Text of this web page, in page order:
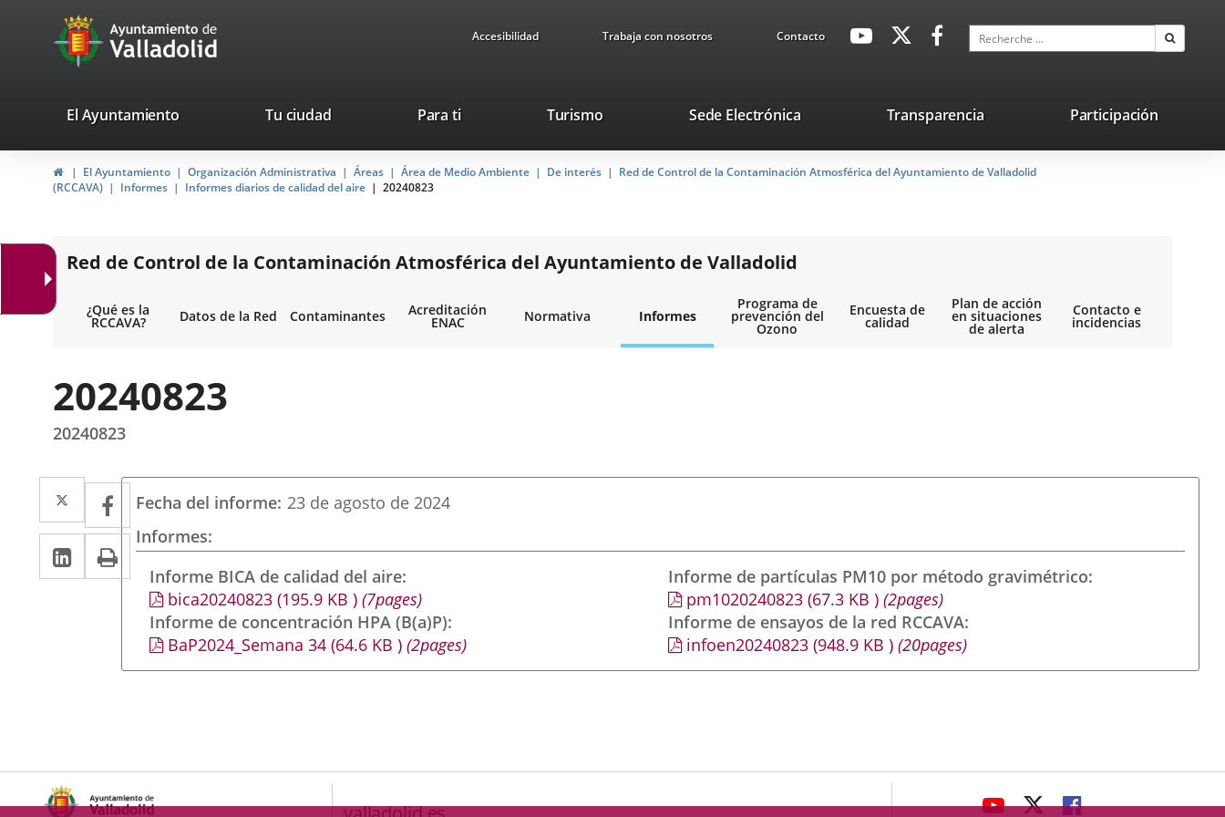
Portal
Web
Ayuntamiento
de
Valladolid
Accesibilidad Trabaja con nosotros ContactoavaHeaderSocial
Enlace
externa.
Enlace
aplicación
externa.
Enlace
aplicación
externa.
Recherche
valladolid.es
El Ayuntamiento Tu ciudad Para ti TurismoEste
se
abrirá
nueva.
Sede ElectrónicaEnlace
una
aplicación
Transparencia Participación
InicioEl Ayuntamiento Organización Administrativa Áreas Área de Medio Ambiente De interés
Red de Control de la Contaminación Atmosférica del Ayuntamiento de Valladolid
(RCCAVA)
Informes Informes diarios de calidad del aire 20240823
Red de Control de la Contaminación Atmosférica del Ayuntamiento de Valladolid
¿Qué es la
RCCAVA? Datos de la Red Contaminantes Acreditación
ENAC Normativa Informes
Programa de
prevención del
Ozono
Encuesta de
calidad
Plan de acción
en situaciones
de alerta
Contacto e
incidencias
20240823
20240823
Twitter
Enlace
a
una
aplicación
externa.
Facebook
Enlace
a
una
aplicación
externa.
LinkedIn
Enlace
a
aplicación
externa.
Imprimir
Fecha del informe 23 de agosto de 2024
Informes
Informe BICA de calidad del aire
bica20240823(195.9 KB )(7pages)
Informe de concentración HPA (B(a)P)
BaP2024_Semana 34(64.6 KB )(2pages)
Informe de partículas PM10 por método gravimétrico
pm1020240823 (67.3 KB) (2pages)
Informe de ensayos de la red RCCAVA
infoen20240823 (948.9 KB) (20pages)
avaHeaderSocial
ENLACEENLACEENLACE